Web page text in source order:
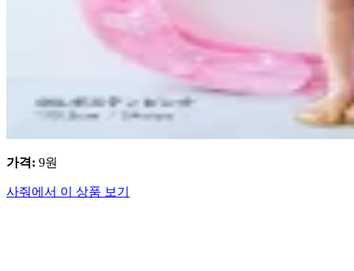
가격: 9원
사줘에서 이 상품 보기